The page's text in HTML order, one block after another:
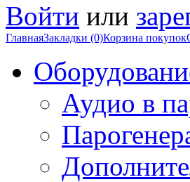
Войти или
ГлавнаяЗакладки (0)Корзина покупок
Аудио в